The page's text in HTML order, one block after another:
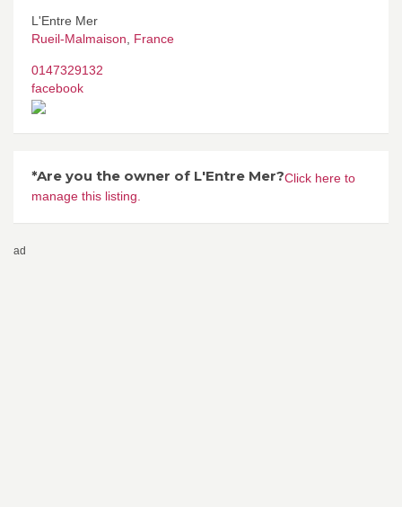
L'Entre Mer
Rueil-Malmaison
France
0147329132
facebook
*Are you the owner of L'Entre Mer?Click here to
manage this listing.
ad